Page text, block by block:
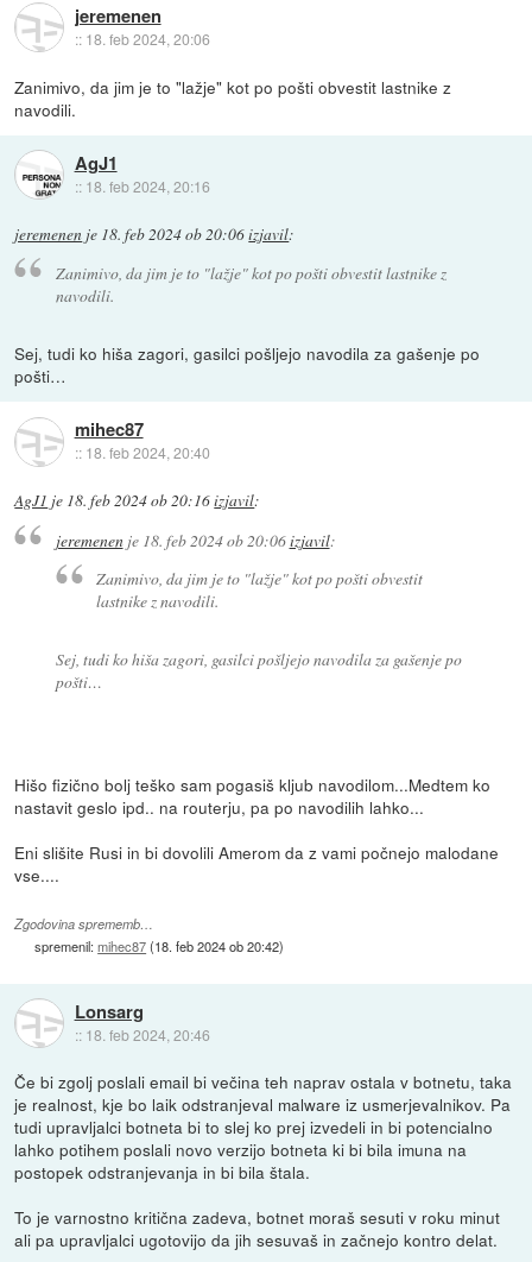
jeremenen
:: 18. feb 2024, 20:06
Zanimivo, da jim je to "lažje" kot po pošti obvestit lastnike z
navodili.
AgJ1
:: 18. feb 2024, 20:16
jeremenen je 18. feb 2024 ob 20:06izjavil:
Zanimivo, da jim je to "lažje" kot po pošti obvestit lastnike z
navodili.
Sej, tudi ko hiša zagori, gasilci pošljejo navodila za gašenje po
pošti…
mihec87
:: 18. feb 2024, 20:40
AgJ1 je 18. feb 2024 ob 20:16izjavil:
jeremenenje 18. feb 2024 ob 20:06izjavil:
Zanimivo, da jim je to "lažje" kot po pošti obvestit
lastnike z navodili.
Sej, tudi ko hiša zagori, gasilci pošljejo navodila za gašenje po
pošti…
Hišo fizično bolj teško sam pogasiš kljub navodilom...Medtem ko
nastavit geslo ipd.. na routerju, pa po navodilih lahko...
Eni slišite Rusi in bi dovolili Amerom da z vami počnejo malodane
vse....
Zgodovina sprememb…
spremenil:mihec87(18. feb 2024 ob 20:42)
Lonsarg
:: 18. feb 2024, 20:46
Če bi zgolj poslali email bi večina teh naprav ostala v botnetu, taka
je realnost, kje bo laik odstranjeval malware iz usmerjevalnikov. Pa
tudi upravljalci botneta bi to slej ko prej izvedeli in bi potencialno
lahko potihem poslali novo verzijo botneta ki bi bila imuna na
postopek odstranjevanja in bi bila štala.
To je varnostno kritična zadeva, botnet moraš sesuti v roku minut
ali pa upravljalci ugotovijo da jih sesuvaš in začnejo kontro delat.